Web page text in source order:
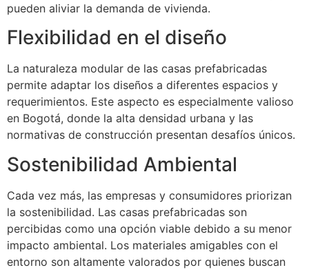
pueden aliviar la demanda de vivienda.
Flexibilidad en el diseño
La naturaleza modular de las casas prefabricadas
permite adaptar los diseños a diferentes espacios y
requerimientos. Este aspecto es especialmente valioso
en Bogotá, donde la alta densidad urbana y las
normativas de construcción presentan desafíos únicos.
Sostenibilidad Ambiental
Cada vez más, las empresas y consumidores priorizan
la sostenibilidad. Las casas prefabricadas son
percibidas como una opción viable debido a su menor
impacto ambiental. Los materiales amigables con el
entorno son altamente valorados por quienes buscan